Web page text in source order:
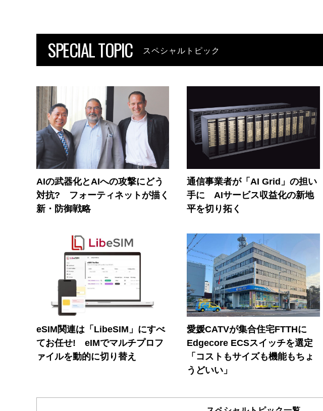
SPECIAL TOPIC スペシャルトピック
AIの武器化とAIへの攻撃にどう
対抗? フォーティネットが描く
新・防御戦略
通信事業者が「AI Grid」の担い
手に AIサービス収益化の新地
平を切り拓く
eSIM関連は「LibeSIM」にすべ
てお任せ! eIMでマルチプロフ
ァイルを動的に切り替え
愛媛CATVが集合住宅FTTHに
Edgecore ECSスイッチを選定
「コストもサイズも機能もちょ
うどいい」